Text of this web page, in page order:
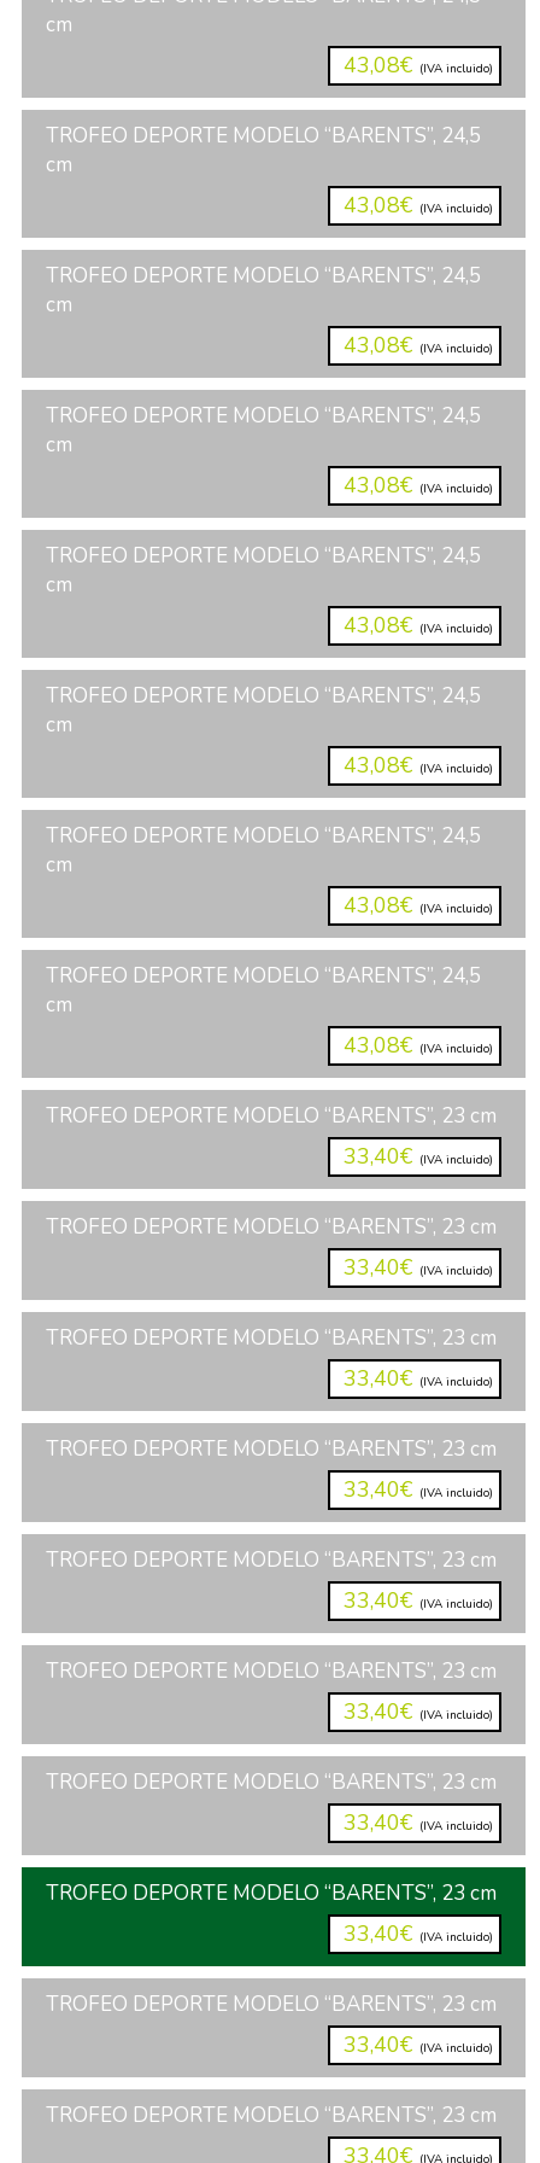
cm
43,08€ (IVA incluido)
TROFEO DEPORTE MODELO “BARENTS”, 24,5
cm
43,08€ (IVA incluido)
TROFEO DEPORTE MODELO “BARENTS”, 24,5
cm
43,08€ (IVA incluido)
TROFEO DEPORTE MODELO “BARENTS”, 24,5
cm
43,08€ (IVA incluido)
TROFEO DEPORTE MODELO “BARENTS”, 24,5
cm
43,08€ (IVA incluido)
TROFEO DEPORTE MODELO “BARENTS”, 24,5
cm
43,08€ (IVA incluido)
TROFEO DEPORTE MODELO “BARENTS”, 24,5
cm
43,08€ (IVA incluido)
TROFEO DEPORTE MODELO “BARENTS”, 24,5
cm
43,08€ (IVA incluido)
TROFEO DEPORTE MODELO “BARENTS”, 23 cm
33,40€ (IVA incluido)
TROFEO DEPORTE MODELO “BARENTS”, 23 cm
33,40€ (IVA incluido)
TROFEO DEPORTE MODELO “BARENTS”, 23 cm
33,40€ (IVA incluido)
TROFEO DEPORTE MODELO “BARENTS”, 23 cm
33,40€ (IVA incluido)
TROFEO DEPORTE MODELO “BARENTS”, 23 cm
33,40€ (IVA incluido)
TROFEO DEPORTE MODELO “BARENTS”, 23 cm
33,40€ (IVA incluido)
TROFEO DEPORTE MODELO “BARENTS”, 23 cm
33,40€ (IVA incluido)
TROFEO DEPORTE MODELO “BARENTS”, 23 cm
33,40€ (IVA incluido)
TROFEO DEPORTE MODELO “BARENTS”, 23 cm
33,40€ (IVA incluido)
TROFEO DEPORTE MODELO “BARENTS”, 23 cm
33,40€ (IVA incluido)